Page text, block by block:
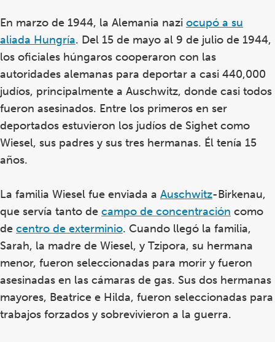
En marzo de 1944, la Alemania nazi ocupó a su
aliada Hungría. Del 15 de mayo al 9 de julio de 1944,
los oficiales húngaros cooperaron con las
autoridades alemanas para deportar a casi 440,000
judíos, principalmente a Auschwitz, donde casi todos
fueron asesinados. Entre los primeros en ser
deportados estuvieron los judíos de Sighet como
Wiesel, sus padres y sus tres hermanas. Él tenía 15
años.
La familia Wiesel fue enviada a Auschwitz-Birkenau,
que servía tanto de campo de concentración como
de centro de exterminio. Cuando llegó la familia,
Sarah, la madre de Wiesel, y Tzipora, su hermana
menor, fueron seleccionadas para morir y fueron
asesinadas en las cámaras de gas. Sus dos hermanas
mayores, Beatrice e Hilda, fueron seleccionadas para
trabajos forzados y sobrevivieron a la guerra.